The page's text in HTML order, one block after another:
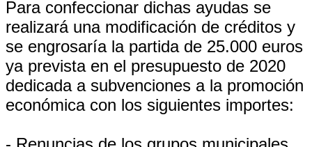
Para confeccionar dichas ayudas se
realizará una modificación de créditos y
se engrosaría la partida de 25.000 euros
ya prevista en el presupuesto de 2020
dedicada a subvenciones a la promoción
económica con los siguientes importes: